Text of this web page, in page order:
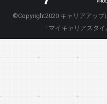
©Copyright2020 キャリアアップ
「マイキャリアスタイ